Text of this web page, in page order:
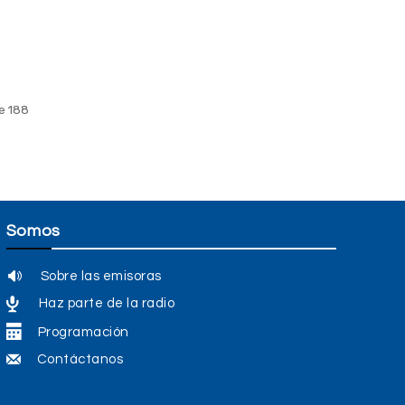
188
Somos
Sobre las emisoras
Haz parte de la radio
Programación
Contáctanos